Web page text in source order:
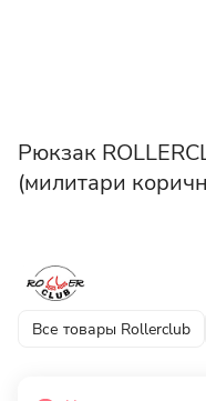
Рюкзак
(милитари
Все товары Rollerclub